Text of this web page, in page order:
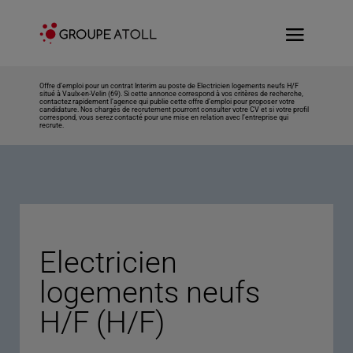
Offre d’emploi pour un contrat Interim au poste de Electricien logements neufs H/F
situé à Vaulx-en-Velin (69). Si cette annonce correspond à vos critères de recherche,
contactez rapidement l’agence qui publie cette offre d’emploi pour proposer votre
candidature. Nos chargés de recrutement pourront consulter votre CV et si votre profil
correspond, vous serez contacté pour une mise en relation avec l’entreprise qui
recrute.
Electricien
logements neufs
H/F (H/F)